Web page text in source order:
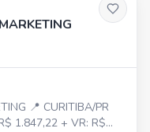
PR
1.847,22 + VR: R$